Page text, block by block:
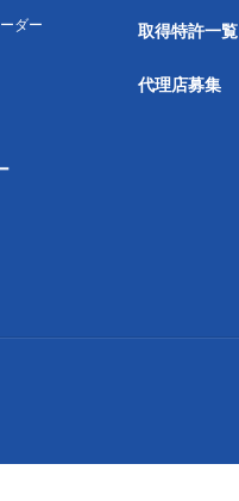
ダー 取得特許一覧
代理店募集